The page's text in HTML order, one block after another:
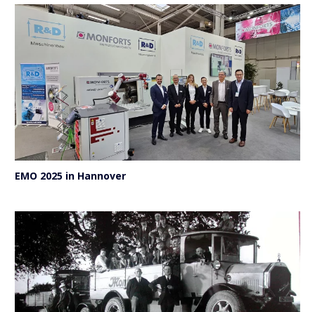
EMO 2025 in Hannover